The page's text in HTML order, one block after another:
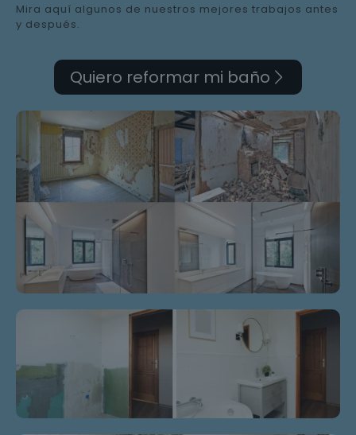
Mira aquí algunos de nuestros mejores trabajos antes
y después.
Quiero reformar mi baño